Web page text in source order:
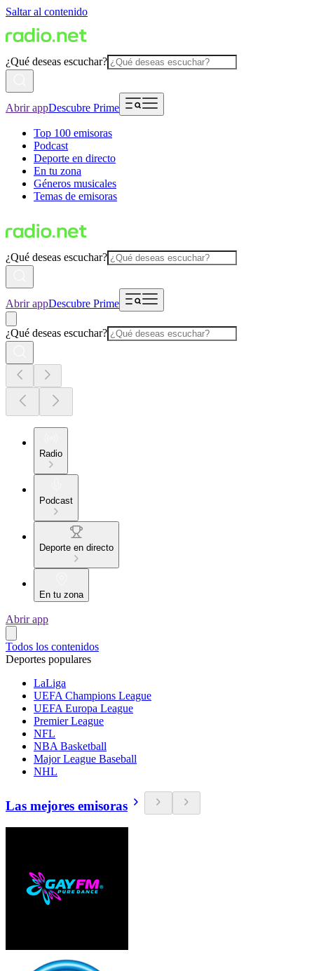
Saltar al contenido
¿Qué deseas escuchar?
Abrir appDescubre Prime
Top 100 emisoras
Podcast
Deporte en directo
En tu zona
Géneros musicales
Temas de emisoras
¿Qué deseas escuchar?
Abrir appDescubre Prime
¿Qué deseas escuchar?
Radio
Podcast
Deporte en directo
En tu zona
Abrir app
Todos los contenidos
Deportes populares
LaLiga
UEFA Champions League
UEFA Europa League
Premier League
NFL
NBA Basketball
Major League Baseball
NHL
Las mejores emisoras